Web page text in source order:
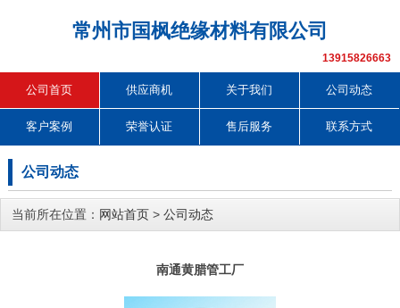
常州市国枫绝缘材料有限公司
13915826663
公司首页 供应商机 关于我们 公司动态
客户案例 荣誉认证 售后服务 联系方式
公司动态
当前所在位置： 网站首页 > 公司动态
南通黄腊管工厂